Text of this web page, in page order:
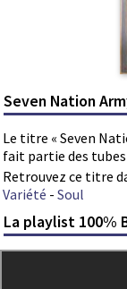
Seven Nation
Le titre « Seven
fait partie des
Retrouvez ce titre
Variété - Soul
La playlist 100%